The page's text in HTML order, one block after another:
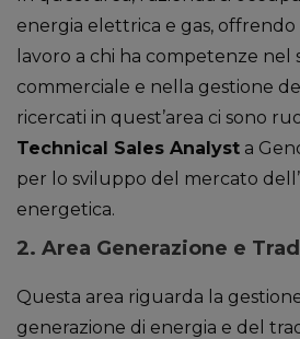
energia elettrica e gas,
lavoro a chi ha competenze nel
commerciale e nella gestione
ricercati in quest’area ci sono
Technical Sales Analyst a
per lo sviluppo del mercato
energetica.
2. Area Generazione e
Questa area riguarda la
generazione di energia e del